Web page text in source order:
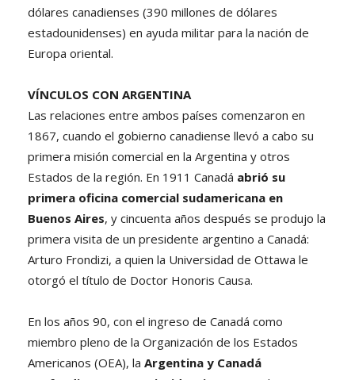
dólares canadienses (390 millones de dólares
estadounidenses) en ayuda militar para la nación de
Europa oriental.
VÍNCULOS CON ARGENTINA
Las relaciones entre ambos países comenzaron en
1867, cuando el gobierno canadiense llevó a cabo su
primera misión comercial en la Argentina y otros
Estados de la región. En 1911 Canadá abrió su
primera oficina comercial sudamericana en
Buenos Aires, y cincuenta años después se produjo la
primera visita de un presidente argentino a Canadá:
Arturo Frondizi, a quien la Universidad de Ottawa le
otorgó el título de Doctor Honoris Causa.
En los años 90, con el ingreso de Canadá como
miembro pleno de la Organización de los Estados
Americanos (OEA), la Argentina y Canadá